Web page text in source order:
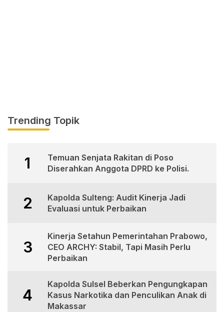
Trending Topik
1
Temuan Senjata Rakitan di Poso
Diserahkan Anggota DPRD ke Polisi.
2
Kapolda Sulteng: Audit Kinerja Jadi
Evaluasi untuk Perbaikan
3
Kinerja Setahun Pemerintahan Prabowo,
CEO ARCHY: Stabil, Tapi Masih Perlu
Perbaikan
4
Kapolda Sulsel Beberkan Pengungkapan
Kasus Narkotika dan Penculikan Anak di
Makassar